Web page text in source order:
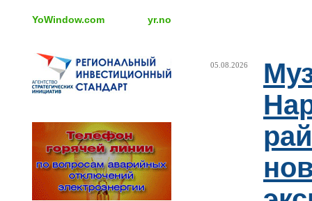
YoWindow.com yr.no
05.08.2026